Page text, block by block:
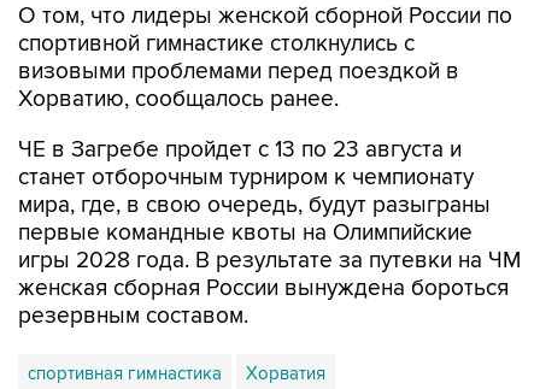
О том, что лидеры женской сборной России по
спортивной гимнастике столкнулись с
визовыми проблемами перед поездкой в
Хорватию, сообщалось ранее.
ЧЕ в Загребе пройдет с 13 по 23 августа и
станет отборочным турниром к чемпионату
мира, где, в свою очередь, будут разыграны
первые командные квоты на Олимпийские
игры 2028 года. В результате за путевки на ЧМ
женская сборная России вынуждена бороться
резервным составом.
спортивная гимнастика Хорватия